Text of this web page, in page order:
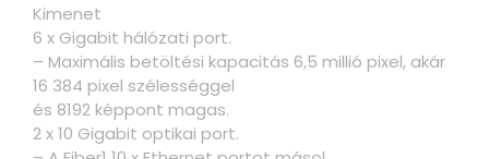
Kimenet
6 x Gigabit hálózati port.
– Maximális betöltési kapacitás 6,5 millió pixel, akár
16 384 pixel szélességgel
és 8192 képpont magas.
2 x 10 Gigabit optikai port.